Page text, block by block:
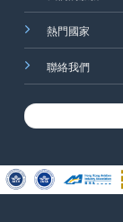
熱門國家
聯絡我們